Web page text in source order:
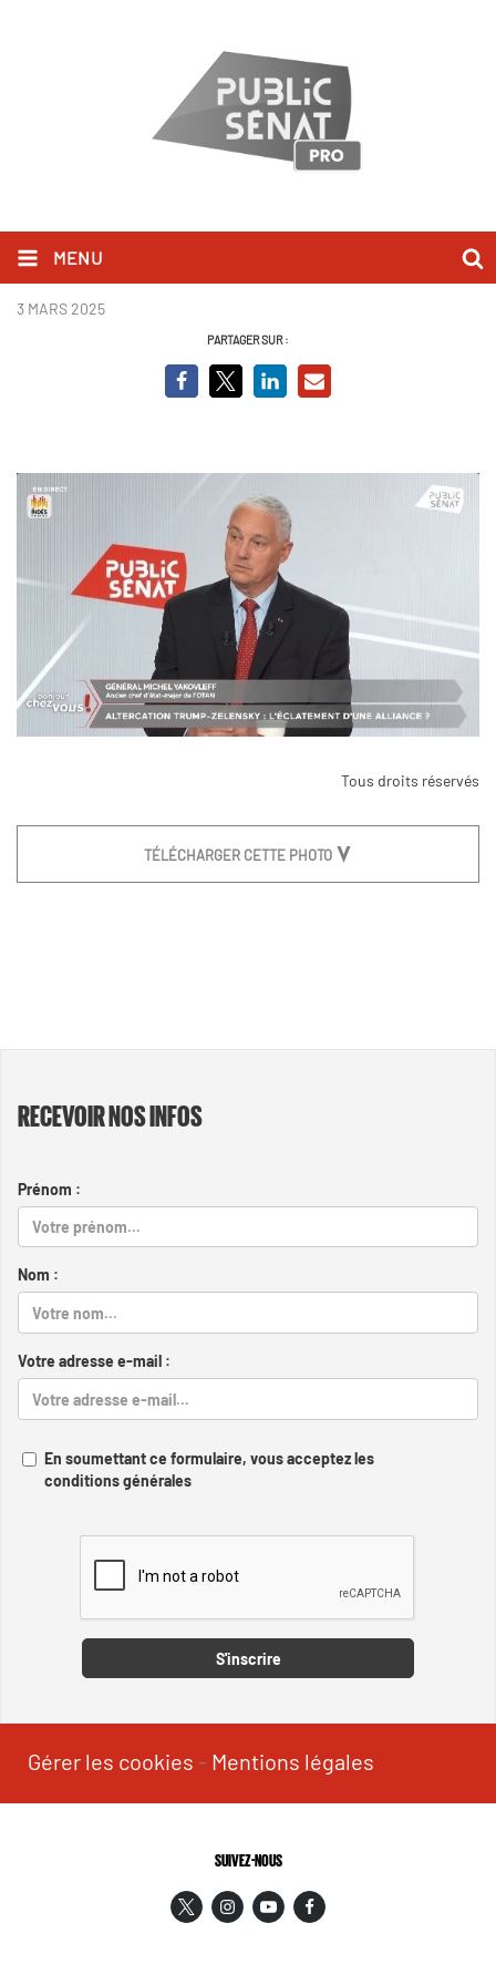
MENU
Général Michel Yakovloff.jpg
3 MARS 2025
PARTAGER SUR :
Tous droits réservés
TÉLÉCHARGER CETTE PHOTO
RECEVOIR NOS INFOS
Prénom :
Nom :
Votre adresse e-mail :
En soumettant ce formulaire, vous acceptez les
conditions générales
S'inscrire
Gérer les cookies - Mentions légales
SUIVEZ-NOUS